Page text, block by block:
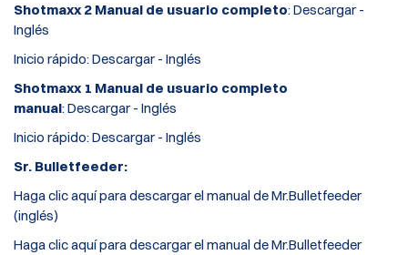
Shotmaxx 2 Manual de usuario completo: Descargar -
Inglés
Inicio rápido: Descargar - Inglés
Shotmaxx 1 Manual de usuario completo
manual: Descargar - Inglés
Inicio rápido: Descargar - Inglés
Sr. Bulletfeeder:
Haga clic aquí para descargar el manual de Mr.Bulletfeeder
(inglés)
Haga clic aquí para descargar el manual de Mr.Bulletfeeder